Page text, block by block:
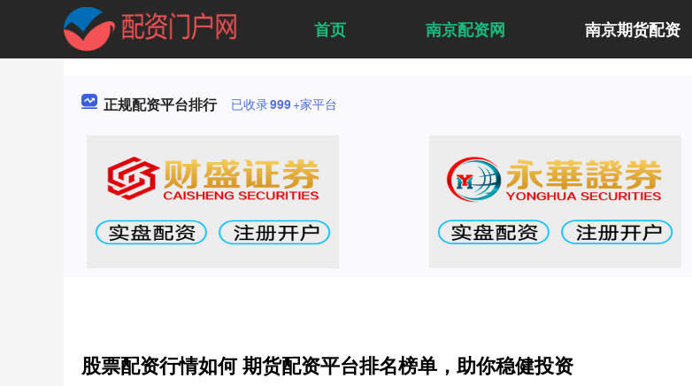
首页 南京配资网 南京期货配资
正规配资平台排行 已收录999+家平台
股票配资行情如何 期货配资平台排名榜单，助你稳健投资